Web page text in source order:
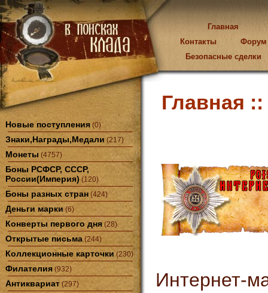
Главная
Контакты
Форум
Безопасные сделки
Новые поступления (0)
Знаки,Награды,Медали (217)
Монеты (4757)
Боны РСФСР, СССР,
России(Империя) (120)
Боны разных стран (424)
Деньги марки (6)
Конверты первого дня (28)
Открытые письма (244)
Коллекционные карточки (230)
Филателия (932)
Антиквариат (297)
Главная ::
Интернет-